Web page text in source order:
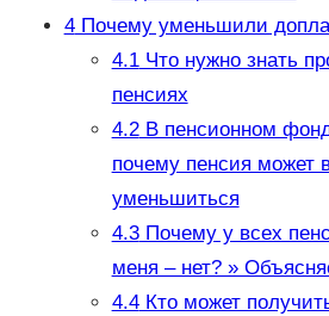
4Почему уменьшили
4.1Что нужно знать
пенсиях
4.2В пенсионном
почему пенсия может
уменьшиться
4.3Почему у всех
меня – нет? »
4.4Кто может